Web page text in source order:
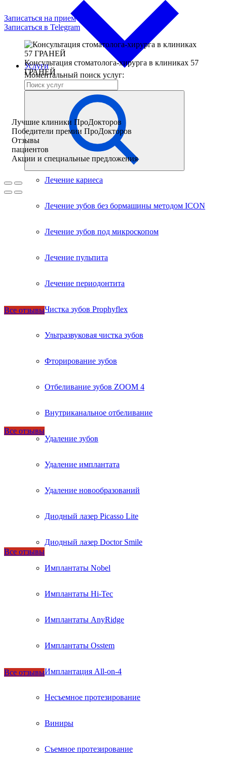
Услуги
Моментальный поиск услуг:
Лечение кариеса
Лечение зубов без бормашины методом ICON
Лечение зубов под микроскопом
Лечение пульпита
Лечение периодонтита
Чистка зубов Prophyflex
Ультразвуковая чистка зубов
Фторирование зубов
Отбеливание зубов ZOOM 4
Внутриканальное отбеливание
Удаление зубов
Удаление имплантата
Удаление новообразований
Диодный лазер Picasso Lite
Диодный лазер Doctor Smile
Имплантаты Nobel
Имплантаты Hi-Tec
Имплантаты AnyRidge
Имплантаты Osstem
Имплантация All-on-4
Несъемное протезирование
Виниры
Съемное протезирование
Записаться на прием
Записаться в Telegram
Консультация стоматолога-хирурга в клиниках 57
ГРАНЕЙ
Лучшие клиники ПроДокторов
Победители премии ПроДокторов
Отзывы
пациентов
Акции и специальные предложения
Все отзывы
Все отзывы
Все отзывы
Все отзывы